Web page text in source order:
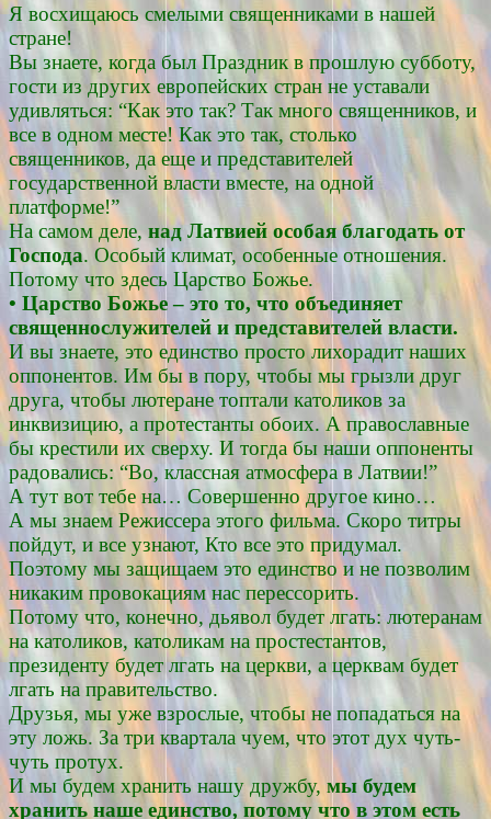
Я восхищаюсь смелыми священниками в нашей
стране!
Вы знаете, когда был Праздник в прошлую субботу,
гости из других европейских стран не уставали
удивляться: “Как это так? Так много священников, и
все в одном месте! Как это так, столько
священников, да еще и представителей
государственной власти вместе, на одной
платформе!”
На самом деле, над Латвией особая благодать от
Господа. Особый климат, особенные отношения.
Потому что здесь Царство Божье.
• Царство Божье – это то, что объединяет
священнослужителей и представителей власти.
И вы знаете, это единство просто лихорадит наших
оппонентов. Им бы в пору, чтобы мы грызли друг
друга, чтобы лютеране топтали католиков за
инквизицию, а протестанты обоих. А православные
бы крестили их сверху. И тогда бы наши оппоненты
радовались: “Во, классная атмосфера в Латвии!”
А тут вот тебе на… Совершенно другое кино…
А мы знаем Режиссера этого фильма. Скоро титры
пойдут, и все узнают, Кто все это придумал.
Поэтому мы защищаем это единство и не позволим
никаким провокациям нас перессорить.
Потому что, конечно, дьявол будет лгать: лютеранам
на католиков, католикам на простестантов,
президенту будет лгать на церкви, а церквам будет
лгать на правительство.
Друзья, мы уже взрослые, чтобы не попадаться на
эту ложь. За три квартала чуем, что этот дух чуть-
чуть протух.
И мы будем хранить нашу дружбу,мы будем
хранить наше единство, потому что в этом есть